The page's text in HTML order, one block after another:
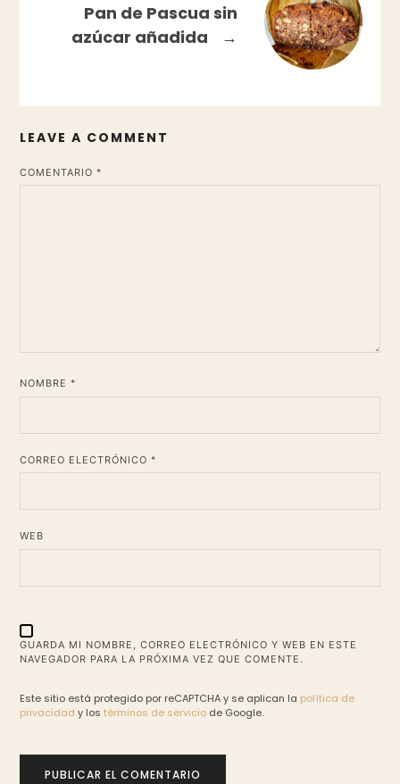
Pan de Pascua sin
azúcar añadida
→
LEAVE A COMMENT
COMENTARIO *
NOMBRE *
CORREO ELECTRÓNICO *
WEB
GUARDA MI NOMBRE, CORREO ELECTRÓNICO Y WEB EN ESTE
NAVEGADOR PARA LA PRÓXIMA VEZ QUE COMENTE.
Este sitio está protegido por reCAPTCHA y se aplican la política de
privacidad y lostérminos de servicio de Google.